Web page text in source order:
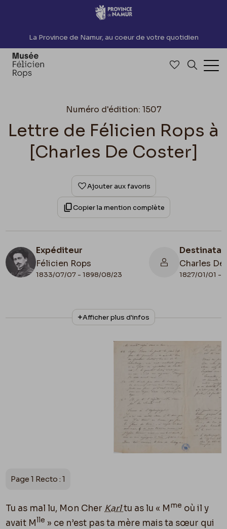
Accèder directement au contenu
La Province de Namur, au coeur de votre quotidien
Accéder à
Numéro d'édition: 1507
Lettre de Félicien Rops à
[Charles De Coster]
Ajouter aux favoris
Copier la mention complète
Expéditeur
Félicien Rops
1833/07/07 - 1898/08/23
Charles
1827/01/01 -
N° d'inventaire
ML/03713/0010
Collationnage
Autographe
Belgique, Bruxelles, Archives et Musée de la
Afficher plus d'infos
Page 1 Recto : 1
Tu as mal lu, Mon Cher Karltu as lu « Mme où il y
avait Mlle » ce n’est pas ta mère mais ta sœur qui